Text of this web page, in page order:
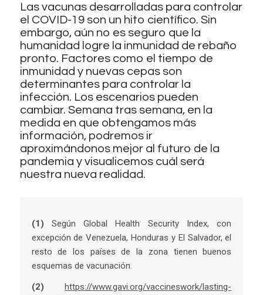
Las vacunas desarrolladas para controlar
el COVID-19 son un hito científico. Sin
embargo, aún no es seguro que la
humanidad logre la inmunidad de rebaño
pronto. Factores como el tiempo de
inmunidad y nuevas cepas son
determinantes para controlar la
infección. Los escenarios pueden
cambiar. Semana tras semana, en la
medida en que obtengamos más
información, podremos ir
aproximándonos mejor al futuro de la
pandemia y visualicemos cuál será
nuestra nueva realidad.
(1) Según Global Health Security Index, con
excepción de Venezuela, Honduras y El Salvador, el
resto de los países de la zona tienen buenos
esquemas de vacunación.
(2)
https://www.gavi.org/vaccineswork/lasting-